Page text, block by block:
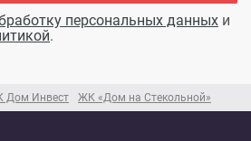
Дом Инвест ЖК «Дом на Стекольной»
персональных данных и
.